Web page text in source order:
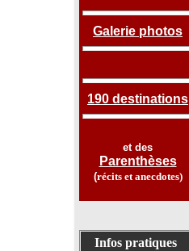
Galerie photos
190 destinations
et des
Parenthèses
(récits et anecdotes)
Infos pratiques